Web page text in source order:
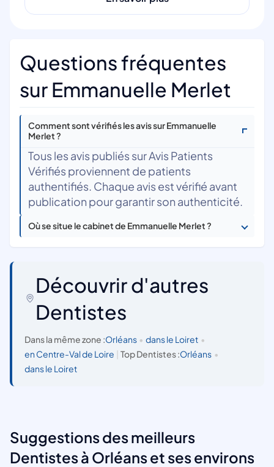
Questions fréquentes
sur Emmanuelle Merlet
Comment sont vérifiés les avis sur Emmanuelle
Merlet ?
Tous les avis publiés sur Avis Patients
Vérifiés proviennent de patients
authentifiés. Chaque avis est vérifié avant
publication pour garantir son authenticité.
Où se situe le cabinet de Emmanuelle Merlet ?
Découvrir d'autres
Dentistes
Dans la même zone :Orléans • dans le Loiret •
en Centre-Val de Loire
Top Dentistes :Orléans •
dans le Loiret
Suggestions des meilleurs
Dentistes à Orléans et ses environs